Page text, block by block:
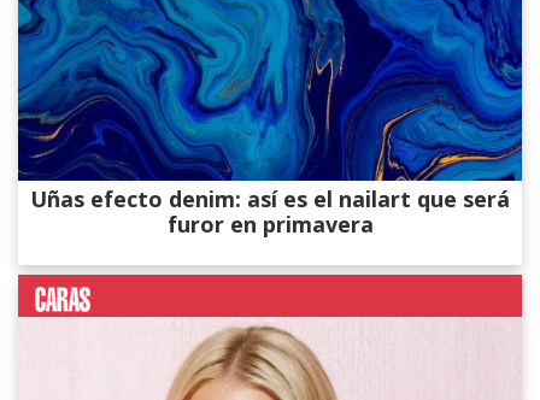
Uñas efecto denim: así es el nailart que será
furor en primavera